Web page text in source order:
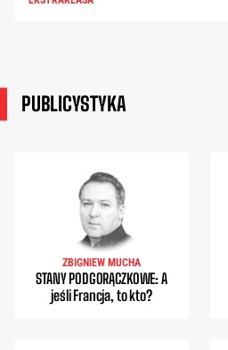
PUBLICYSTYKA
ZBIGNIEW MUCHA
STANY PODGORĄCZKOWE: A
jeśli Francja, to kto?